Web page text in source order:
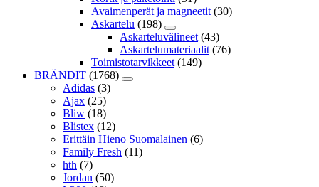
Avaimenperät ja magneetit (30)
Askartelu (198)
Askarteluvälineet (43)
Askartelumateriaalit (76)
Toimistotarvikkeet (149)
BRÄNDIT (1768)
Adidas (3)
Ajax (25)
Bliw (18)
Blistex (12)
Erittäin Hieno Suomalainen (6)
Family Fresh (11)
hth (7)
Jordan (50)